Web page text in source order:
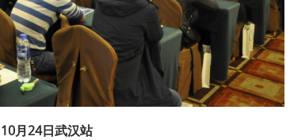
10月24日武汉站